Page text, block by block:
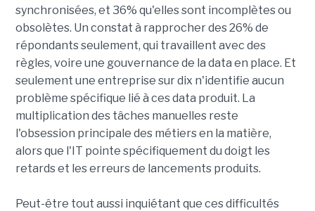
synchronisées, et 36% qu'elles sont incomplètes ou
obsolètes. Un constat à rapprocher des 26% de
répondants seulement, qui travaillent avec des
règles, voire une gouvernance de la data en place. Et
seulement une entreprise sur dix n'identifie aucun
problème spécifique lié à ces data produit. La
multiplication des tâches manuelles reste
l'obsession principale des métiers en la matière,
alors que l'IT pointe spécifiquement du doigt les
retards et les erreurs de lancements produits.
Peut-être tout aussi inquiétant que ces difficultés